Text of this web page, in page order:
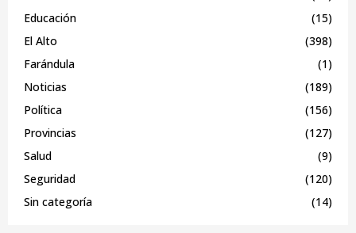
Educación
(15)
El Alto
(398)
Farándula
(1)
Noticias
(189)
Política
(156)
Provincias
(127)
Salud
(9)
Seguridad
(120)
Sin categoría
(14)